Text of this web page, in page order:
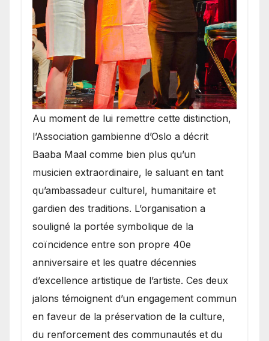
​Au moment de lui remettre cette distinction,
l’Association gambienne d’Oslo a décrit
Baaba Maal comme bien plus qu’un
musicien extraordinaire, le saluant en tant
qu’ambassadeur culturel, humanitaire et
gardien des traditions. L’organisation a
souligné la portée symbolique de la
coïncidence entre son propre 40e
anniversaire et les quatre décennies
d’excellence artistique de l’artiste. Ces deux
jalons témoignent d’un engagement commun
en faveur de la préservation de la culture,
du renforcement des communautés et du